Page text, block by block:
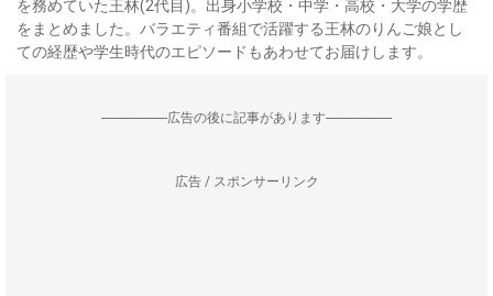
を務めていた王林(2代目)。出身小学校・中学・高校・大学の学歴
をまとめました。バラエティ番組で活躍する王林のりんご娘とし
ての経歴や学生時代のエピソードもあわせてお届けします。
--------------------広告の後に記事があります--------------------
広告 / スポンサーリンク